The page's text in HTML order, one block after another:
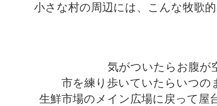
小さな村の周辺には、こんな牧歌
気がついたらお腹が
市を練り歩いていたらいつの
生鮮市場のメイン広場に戻って屋